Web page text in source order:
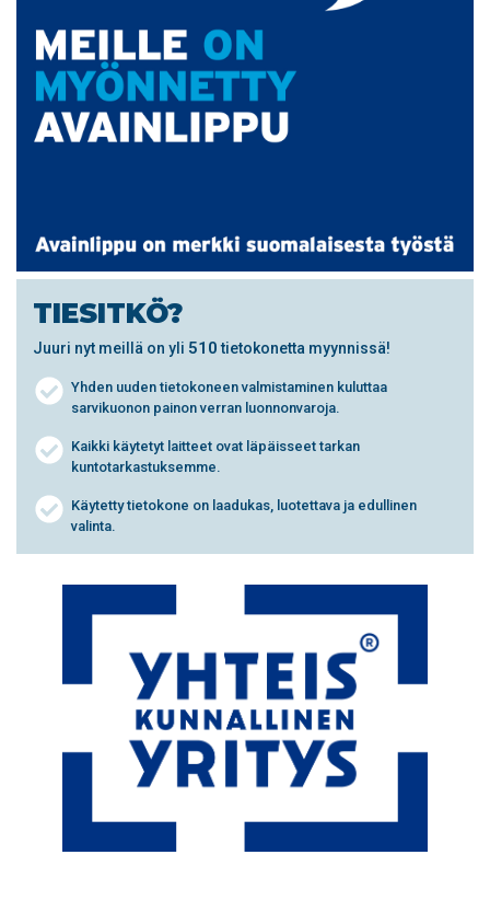
TIESITKÖ?
Juuri nyt meillä on yli 510tietokonetta myynnissä!
Yhden uuden tietokoneen valmistaminen kuluttaa
sarvikuonon painon verran luonnonvaroja.
Kaikki käytetyt laitteet ovat läpäisseet tarkan
kuntotarkastuksemme.
Käytetty tietokone on laadukas, luotettava ja edullinen
valinta.